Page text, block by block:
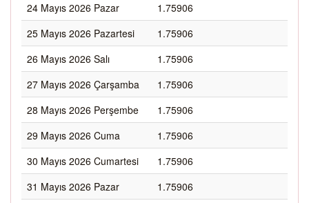
24 Mayıs 2026 Pazar
1.75906
25 Mayıs 2026 Pazartesi
1.75906
26 Mayıs 2026 Salı
1.75906
27 Mayıs 2026 Çarşamba
1.75906
28 Mayıs 2026 Perşembe
1.75906
29 Mayıs 2026 Cuma
1.75906
30 Mayıs 2026 Cumartesi
1.75906
31 Mayıs 2026 Pazar
1.75906